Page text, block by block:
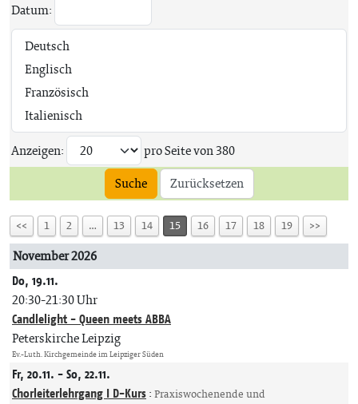
Datum:
Anzeigen: pro Seite von380
Suche
Zurücksetzen
<< 1 2 … 13 14 15 16 17 18 19 >>
November 2026
Do, 19.11.
20:30-21:30 Uhr
Candlelight - Queen meets ABBA
Peterskirche Leipzig
Ev.-Luth. Kirchgemeinde im Leipziger Süden
Fr, 20.11. - So, 22.11.
Chorleiterlehrgang I D-Kurs: Praxiswochenende und